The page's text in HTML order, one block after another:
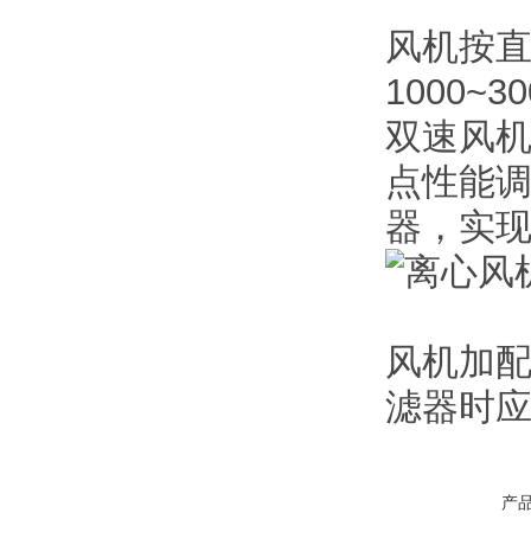
风机按
双速风
点性能
器，实
风机加
滤器时
产